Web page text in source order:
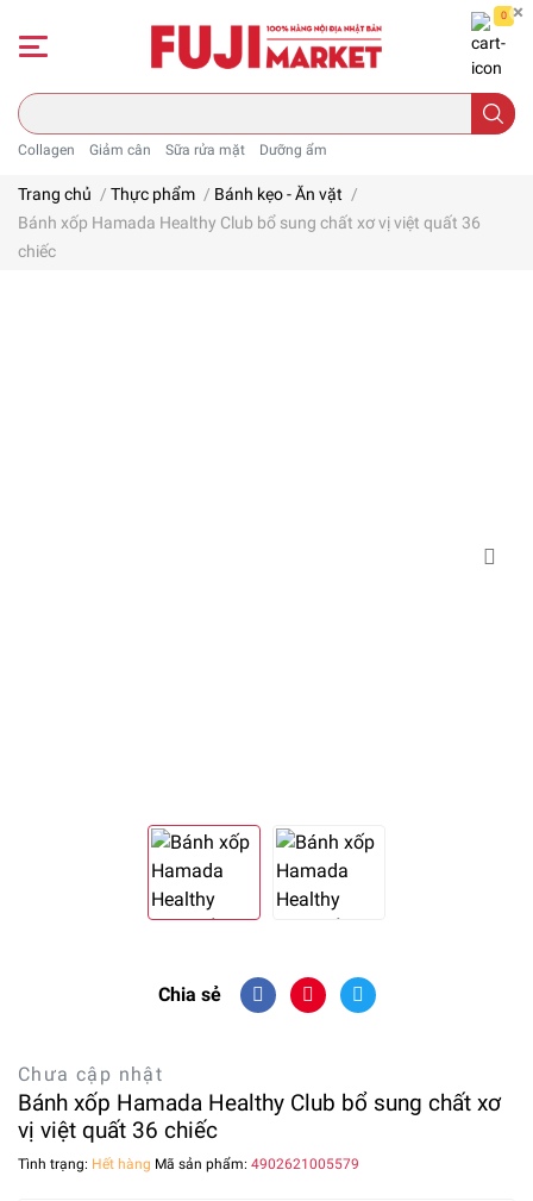
Collagen Giảm cân Sữa rửa mặt Dưỡng ẩm
0
Trang chủ / Thực phẩm / Bánh kẹo - Ăn vặt /
Bánh xốp Hamada Healthy Club bổ sung chất xơ vị việt quất 36
chiếc
Chia sẻ
Chưa cập nhật
Bánh xốp Hamada Healthy Club bổ sung chất xơ
vị việt quất 36 chiếc
Tình trạng: Hết hàng Mã sản phẩm: 4902621005579